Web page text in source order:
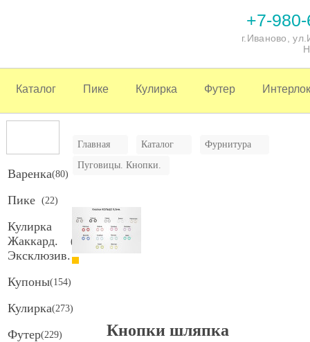
+7-
г.Иваново,
Каталог Пике Кулирка Футер Интерлок
Варенка(80)
Пике (22)
Кулирка
Жаккард.
Эксклюзив.
( 65)
Купоны(154)
Кулирка(273)
Футер(229)
Главная Каталог
Фурнитура
Пуговицы. Кнопки.
Кнопки шляпка